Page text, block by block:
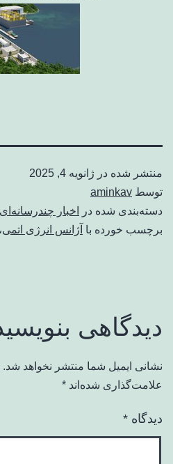
منتشر شده در ژانویه 4, 2025
توسط aminkav
دسته‌بندی شده در
اخبار چندرسانه‌ای
برچسب خورده با آژانس انرژی اتمی،
دیدگاهی
نشانی ایمیل شما منتشر نخواهد شد.
علامت‌گذاری شده‌اند *
دیدگاه *